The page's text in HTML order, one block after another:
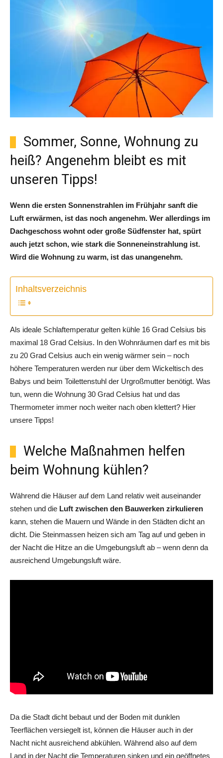
Sommer, Sonne, Wohnung zu
heiß? Angenehm bleibt es mit
unseren Tipps!
Wenn die ersten Sonnenstrahlen im Frühjahr sanft die
Luft erwärmen, ist das noch angenehm. Wer allerdings im
Dachgeschoss wohnt oder große Südfenster hat, spürt
auch jetzt schon, wie stark die Sonneneinstrahlung ist.
Wird die Wohnung zu warm, ist das unangenehm.
Inhaltsverzeichnis
Als ideale Schlaftemperatur gelten kühle 16 Grad Celsius bis
maximal 18 Grad Celsius. In den Wohnräumen darf es mit bis
zu 20 Grad Celsius auch ein wenig wärmer sein – noch
höhere Temperaturen werden nur über dem Wickeltisch des
Babys und beim Toilettenstuhl der Urgroßmutter benötigt. Was
tun, wenn die Wohnung 30 Grad Celsius hat und das
Thermometer immer noch weiter nach oben klettert? Hier
unsere Tipps!
Welche Maßnahmen helfen
beim Wohnung kühlen?
Während die Häuser auf dem Land relativ weit auseinander
stehen und die Luft zwischen den Bauwerken zirkulieren
kann, stehen die Mauern und Wände in den Städten dicht an
dicht. Die Steinmassen heizen sich am Tag auf und geben in
der Nacht die Hitze an die Umgebungsluft ab – wenn denn da
ausreichend Umgebungsluft wäre.
Da die Stadt dicht bebaut und der Boden mit dunklen
Teerflächen versiegelt ist, können die Häuser auch in der
Nacht nicht ausreichend abkühlen. Während also auf dem
Land in der Nacht die Temperaturen sinken und ein geöffnetes